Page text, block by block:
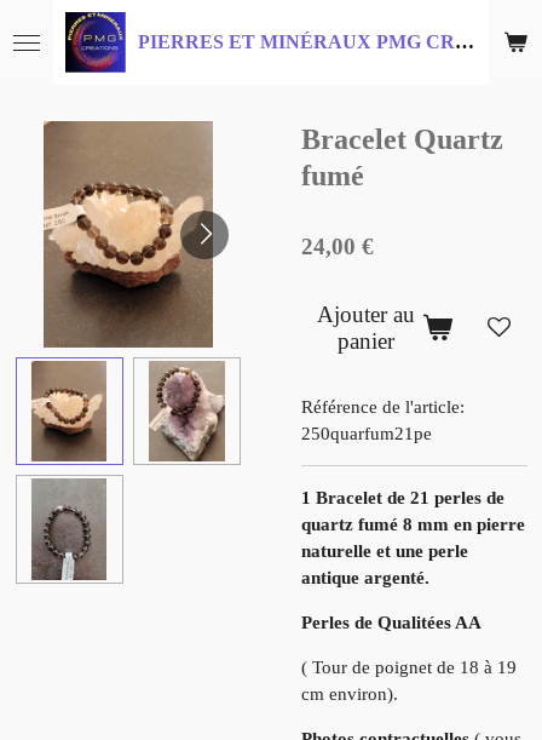
au
contenu
PIERRES ET MINÉRAUX PMG CRÉATIONS
Bracelet Quartz
fumé
24,00 €
Ajouter au
panier
Référence de l'article:
250quarfum21pe
1 Bracelet de 21 perles de
quartz fumé 8 mm en pierre
naturelle et une perle
antique argenté.
Perles de Qualitées AA
( Tour de poignet de 18 à 19
cm environ).